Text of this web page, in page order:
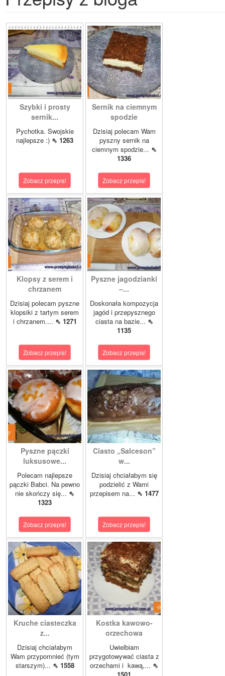
Szybki i prosty
sernik...
Pychotka. Swojskie
najlepsze :) ⇖ 1263
Zobacz przepis!
Sernik na ciemnym
spodzie
Dzisiaj polecam Wam
pyszny sernik na
ciemnym spodzie... ⇖
1336
Zobacz przepis!
Klopsy z serem i
chrzanem
Dzisiaj polecam pyszne
klopsiki z tartym serem
i chrzanem.... ⇖ 1271
Zobacz przepis!
Pyszne jagodzianki
–...
Doskonała kompozycja
jagód i przepysznego
ciasta na bazie... ⇖
1135
Zobacz przepis!
Pyszne pączki
luksusowe...
Polecam najlepsze
pączki Babci. Na pewno
nie skończy się... ⇖
1323
Zobacz przepis!
Ciasto „Salceson”
w...
Dzisiaj chciałabym się
podzielić z Wami
przepisem na... ⇖ 1477
Zobacz przepis!
Kruche ciasteczka
z...
Dzisiaj chciałabym
Wam przypomnieć (tym
starszym)... ⇖ 1558
Kostka kawowo-
orzechowa
Uwielbiam
przygotowywać ciasta z
orzechami i kawą,... ⇖